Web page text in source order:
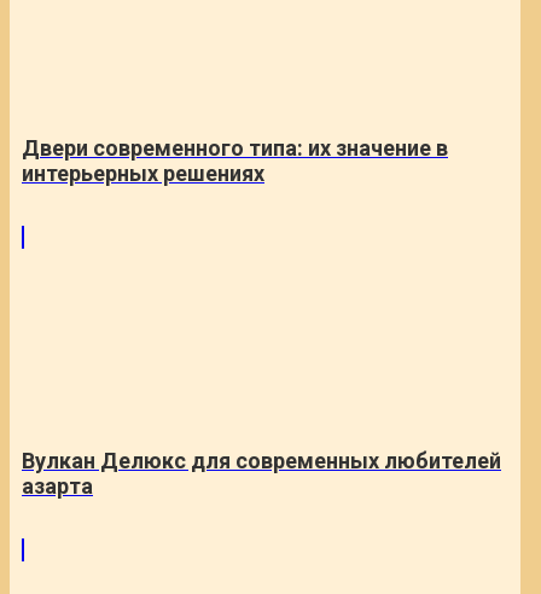
Двери современного типа: их значение в
интерьерных решениях
Вулкан Делюкс для современных любителей
азарта